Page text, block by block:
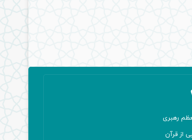
رهبری
از قرآن